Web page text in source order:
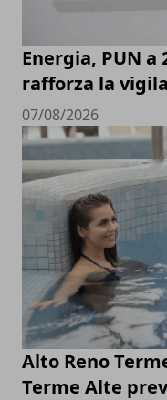
Energia, PUN a
rafforza la
07/08/2026
Alto Reno
Terme Alte